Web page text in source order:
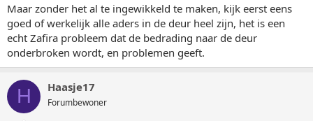
Maar zonder het al te ingewikkeld te maken, kijk eerst eens
goed of werkelijk alle aders in de deur heel zijn, het is een
echt Zafira probleem dat de bedrading naar de deur
onderbroken wordt, en problemen geeft.
H Haasje17
Forumbewoner